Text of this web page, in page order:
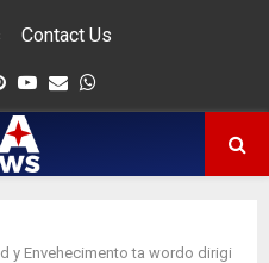
Contact Us
Pinterest
Youtube
Email
y Envehecimento ta wordo dirigi